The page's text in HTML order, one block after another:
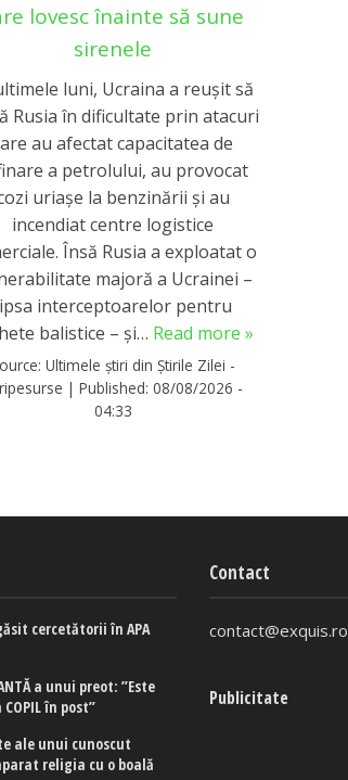
lovesc înainte să sune
sirenele
luni, Ucraina a reușit să
Rusia în dificultate prin atacuri
au afectat capacitatea de
a petrolului, au provocat
uriașe la benzinării și au
incendiat centre logistice
Însă Rusia a exploatat o
majoră a Ucrainei –
interceptoarelor pentru
balistice – și… Read more »
Ultimele știri din Știrile Zilei -
|Published:08/08/2026 -
04:33
cercetătorii în APA
a unui preot: ”Este
în post”
ale unui cunoscut
religia cu o boală
Contact
contact@exquis.ro
Publicitate